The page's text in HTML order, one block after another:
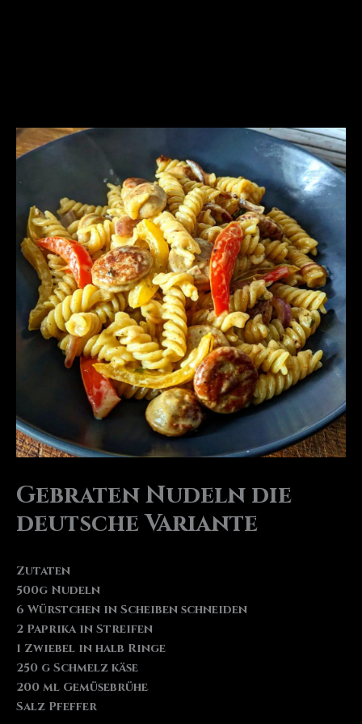
Gebraten Nudeln die
deutsche Variante
Zutaten
500g Nudeln
6 Würstchen in Scheiben schneiden
2 Paprika in Streifen
1 Zwiebel in halb Ringe
250 g Schmelz käse
200 ml Gemüsebrühe
Salz Pfeffer